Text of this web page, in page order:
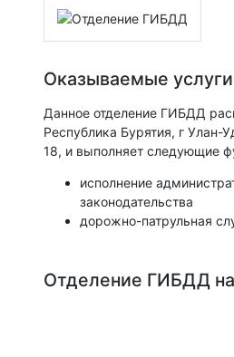
Оказываемые услуги
Данное отделение ГИБДД
Республика Бурятия, г Улан-
18, и выполняет следующие
исполнение
законодательства
дорожно-патрульная
Отделение ГИБДД на